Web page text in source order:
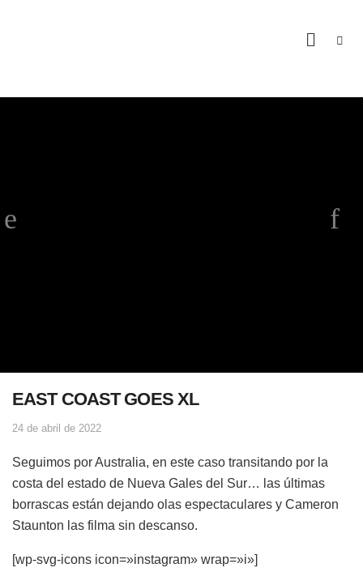
EAST COAST GOES XL
24 de abril de 2022
Seguimos por Australia, en este caso transitando por la
costa del estado de Nueva Gales del Sur… las últimas
borrascas están dejando olas espectaculares y Cameron
Staunton las filma sin descanso.
[wp-svg-icons icon=»instagram» wrap=»i»]